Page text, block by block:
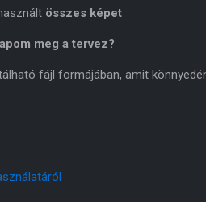
összes képet
meg a tervez?
fájl formájában, amit